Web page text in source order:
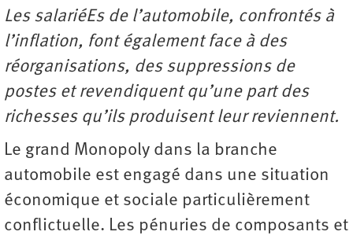
Les salariéEs de l’automobile, confrontés à
l’inflation, font également face à des
réorganisations, des suppressions de
postes et revendiquent qu’une part des
richesses qu’ils produisent leur reviennent.
Le grand Monopoly dans la branche
automobile est engagé dans une situation
économique et sociale particulièrement
conflictuelle. Les pénuries de composants et